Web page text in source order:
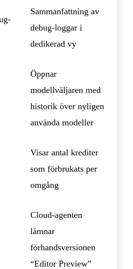
Sammanfattning av
debug-loggar i
dedikerad vy
Öppnar
modellväljaren med
historik över nyligen
använda modeller
Visar antal krediter
som förbrukats per
omgång
Cloud-agenten
lämnar
förhandsversionen
“Editor Preview”